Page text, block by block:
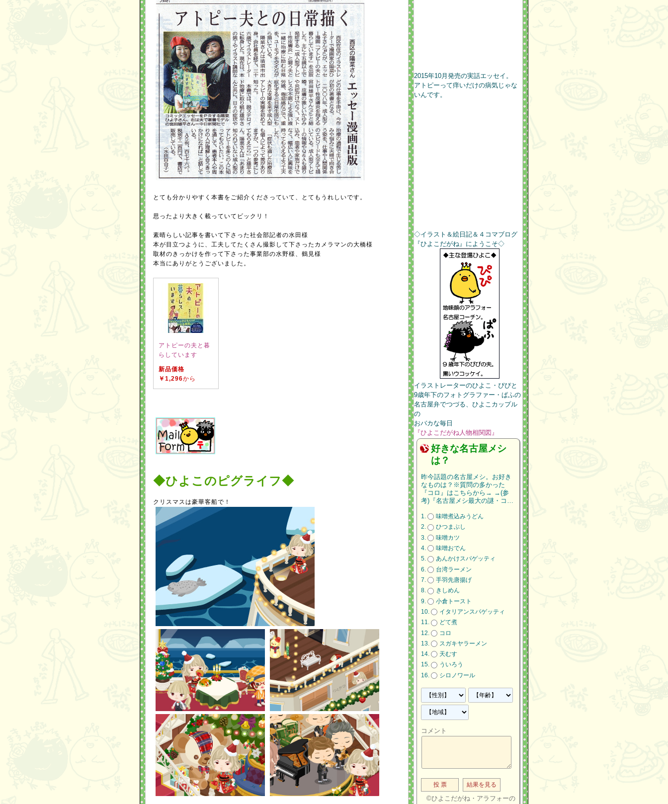
とても分かりやすく本書をご紹介くださっていて、とてもうれしいです。
思ったより大きく載っていてビックリ！
素晴らしい記事を書いて下さった社会部記者の水田様
本が目立つように、工夫してたくさん撮影して下さったカメラマンの大橋様
取材のきっかけを作って下さった事業部の水野様、鶴見様
本当にありがとうございました。
アトピーの夫と暮
らしています
新品価格
￥1,296から
◆ひよこのピグライフ◆
クリスマスは豪華客船で！
2015年10月発売の実話エッセイ。
アトピーって痒いだけの病気じゃな
いんです。
◇イラスト＆絵日記＆４コマブログ
『ひよこだがね』にようこそ◇
イラストレーターのひよこ・ぴぴと
9歳年下のフォトグラファー・ぱふの
名古屋弁でつづる、ひよこカップル
の
おバカな毎日
『ひよこだがね人物相関図』
好きな名古屋メシ
は？
昨今話題の名古屋メシ。お好き
なものは？※質問の多かった
『コロ』はこちらから→ →(参
考)『名古屋メシ最大の謎・コ…
味噌煮込みうどん
ひつまぶし
味噌カツ
味噌おでん
あんかけスパゲッティ
台湾ラーメン
手羽先唐揚げ
きしめん
小倉トースト
イタリアンスパゲッティ
どて煮
コロ
スガキヤラーメン
天むす
ういろう
シロノワール
コメント
©ひよこだがね・アラフォーの